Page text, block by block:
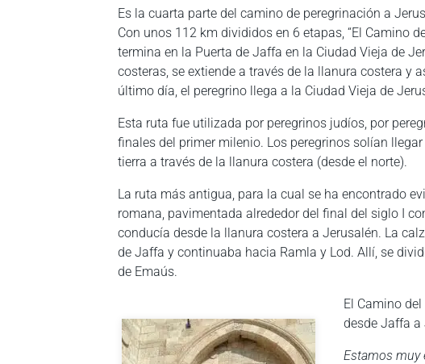
Es la cuarta parte del camino de peregrinación a
Con unos 112 km divididos en 6 etapas, “El Camino
termina en la Puerta de Jaffa en la Ciudad Vieja de
costeras, se extiende a través de la llanura costera y
último día, el peregrino llega a la Ciudad Vieja de
Esta ruta fue utilizada por peregrinos judíos, por
finales del primer milenio. Los peregrinos solían
tierra a través de la llanura costera (desde el norte).
La ruta más antigua, para la cual se ha encontrado
romana, pavimentada alrededor del final del siglo I
conducía desde la llanura costera a Jerusalén. La
de Jaffa y continuaba hacia Ramla y Lod. Allí, se
de Emaús.
El Camino
desde Jaffa a
Estamos muy